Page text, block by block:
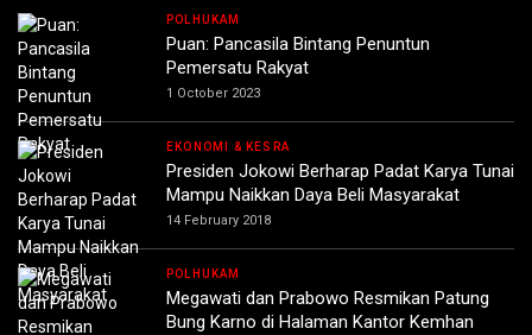
POLHUKAM
Puan: Pancasila Bintang Penuntun
Pemersatu Rakyat
1 October 2023
EKONOMI & KESRA
Presiden Jokowi Berharap Padat Karya Tunai
Mampu Naikkan Daya Beli Masyarakat
14 February 2018
POLHUKAM
Megawati dan Prabowo Resmikan Patung
Bung Karno di Halaman Kantor Kemhan